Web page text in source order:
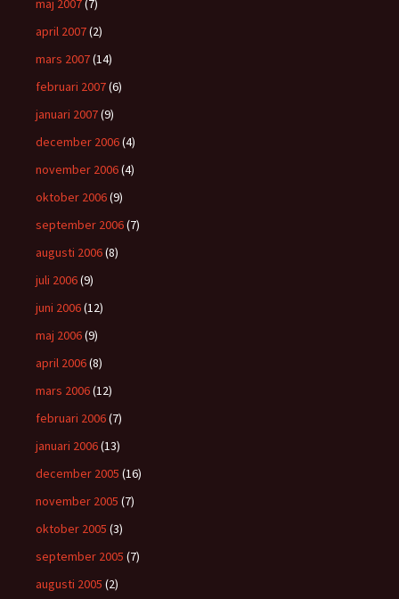
maj 2007(7)
april 2007(2)
mars 2007(14)
februari 2007(6)
januari 2007(9)
december 2006(4)
november 2006(4)
oktober 2006(9)
september 2006(7)
augusti 2006(8)
juli 2006(9)
juni 2006(12)
maj 2006(9)
april 2006(8)
mars 2006(12)
februari 2006(7)
januari 2006(13)
december 2005 (16)
november 2005 (7)
oktober 2005 (3)
september 2005 (7)
augusti 2005 (2)